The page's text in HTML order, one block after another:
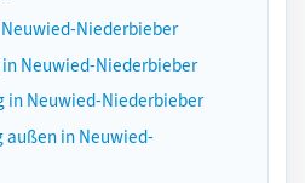
Niederbieber
Neuwied-Niederbieber
in Neuwied-Niederbieber
außen in Neuwied-